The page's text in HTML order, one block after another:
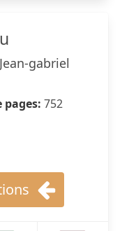
Jean-gabriel
pages: 752